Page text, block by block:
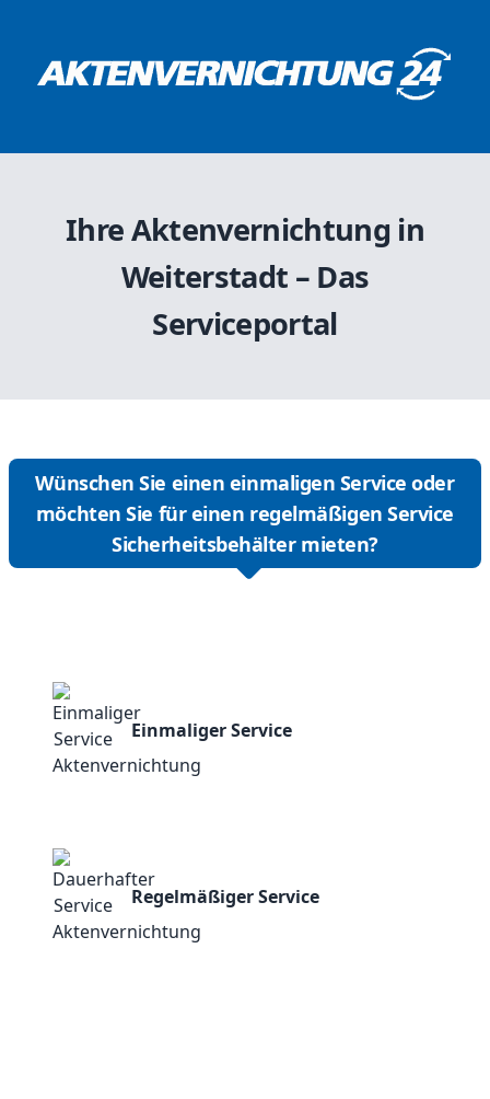
Ihre Aktenvernichtung in
Weiterstadt – Das
Serviceportal
Wünschen Sie einen einmaligen Service oder
möchten Sie für einen regelmäßigen Service
Sicherheitsbehälter mieten?
Einmaliger Service
Regelmäßiger Service